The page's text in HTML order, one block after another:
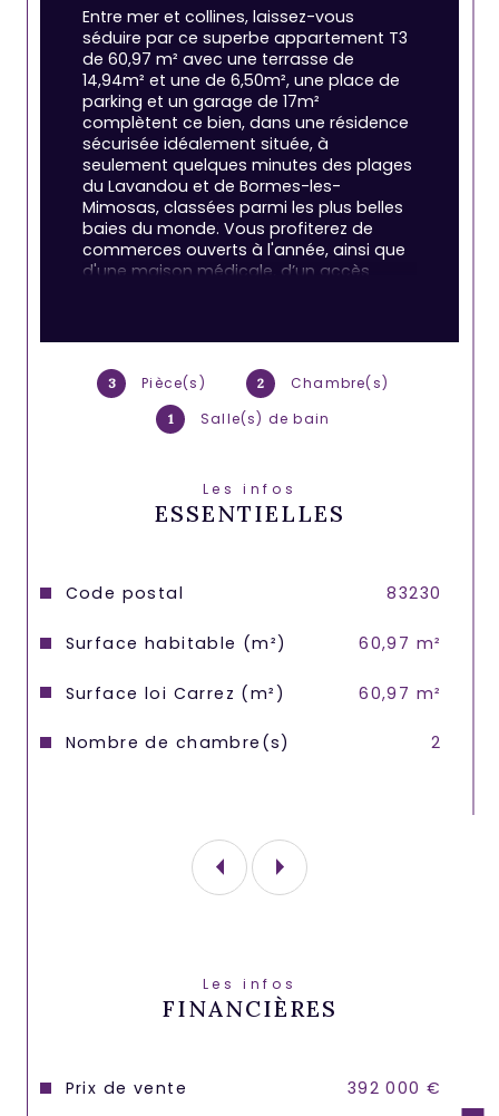
3 Pièce(s) 2 Chambre(s)
1 Salle(s) de bain
Les infos
ESSENTIELLES
Caractéristiques Valeurs
Code postal 83230
Surface habitable (m²) 60,97 m²
Surface loi Carrez (m²) 60,97 m²
Nombre de chambre(s) 2
Entre mer et collines, laissez-vous
séduire par ce superbe appartement T3
de 60,97 m² avec une terrasse de
14,94m² et une de 6,50m², une place de
parking et un garage de 17m²
complètent ce bien, dans une résidence
sécurisée idéalement située, à
seulement quelques minutes des plages
du Lavandou et de Bormes-les-
Mimosas, classées parmi les plus belles
baies du monde. Vous profiterez de
commerces ouverts à l'année, ainsi que
d'une maison médicale, d’un accès
Les informations sur les risques auxquels
ce bien est exposé sont disponibles sur le
site Géorisques : www.georisques.gouv.fr
Les infos
FINANCIÈRES
Prix de vente 392 000 €